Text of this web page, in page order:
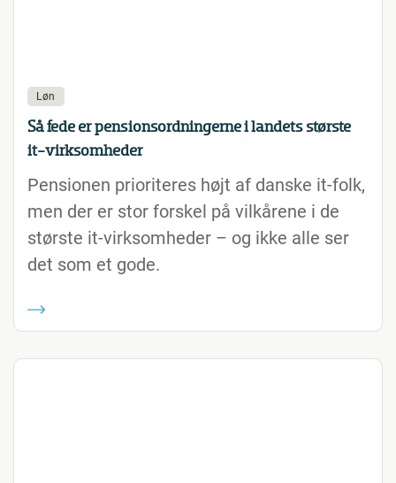
Løn
Så fede er pensionsordningerne i landets største
it-virksomheder
Pensionen prioriteres højt af danske it-folk,
men der er stor forskel på vilkårene i de
største it-virksomheder – og ikke alle ser
det som et gode.